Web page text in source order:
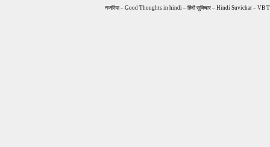
नजरिया – Good Thoughts in hindi – हिंदी सुविचार – Hindi Suvichar – VB